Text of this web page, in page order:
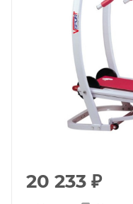
20 233 ₽